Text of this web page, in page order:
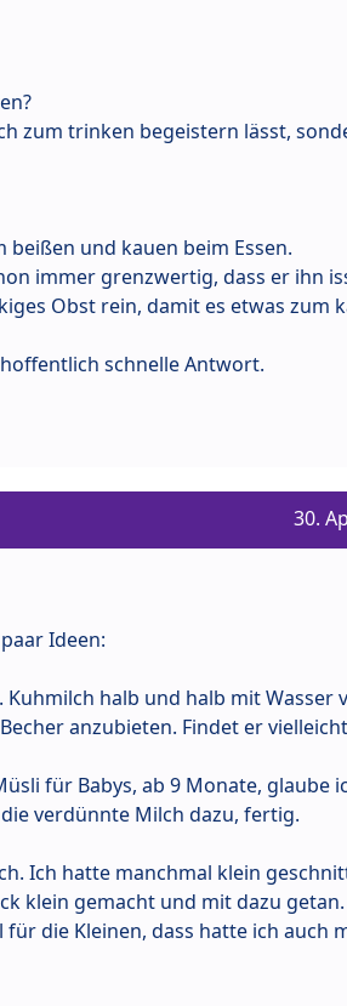
zum trinken begeistern lässt,
und kauen beim Essen.
immer grenzwertig, dass er ihn
Obst rein, damit es etwas zum
schnelle Antwort.
30.
Ideen:
halb und halb mit Wasser
anzubieten. Findet er vielleicht
für Babys, ab 9 Monate, glaube
verdünnte Milch dazu, fertig.
Ich hatte manchmal klein
klein gemacht und mit dazu getan.
die Kleinen, dass hatte ich auch